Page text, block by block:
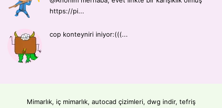
https://pi...
cop konteyniri iniyor:(((...
Mimarlık, iç mimarlık, autocad çizimleri, dwg indir, tefriş